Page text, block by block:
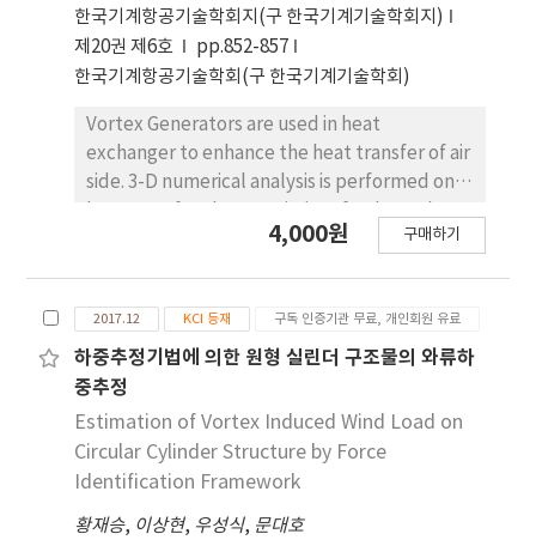
attack angle is β =30° because the heat
transfer performance is maintained.
However, more than 30° of attack angle, the
heat transfer is decreasing.
한국기계항공기술학회지(구 한국기계기술학회지)
제20권 제6호
pp.852-857
한국기계항공기술학회(구 한국기계기술학회)
Vortex Generators are used in heat
exchanger to enhance the heat transfer of air
side. 3-D numerical analysis is performed on
with trapezoidal vortex generator. We
direction which are forward and backward
vortex generators. The thermal hydraulic
performance such as Nu and pressure drop,
is compared quantitatively. The results show
that vortex generator enhances the heat
transfer by developing boundary layers and
downwash flow region corresponds to the
4,000원 구매하기
2017.12 KCI 등재 구독 인증기관 무료, 개인회원 유료
하중추정기법에 의한 원형 실린더 구조물의 와류하
중추정
Estimation of Vortex Induced Wind Load on
Circular Cylinder Structure by Force
Identification Framework
황재승, 이상현, 우성식, 문대호